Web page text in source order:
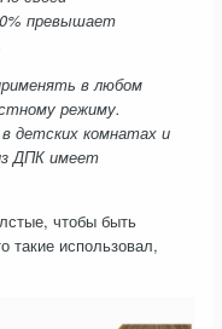
превышает
в любом
режиму.
детских комнатах и
ДПК имеет
чтобы быть
использовал,